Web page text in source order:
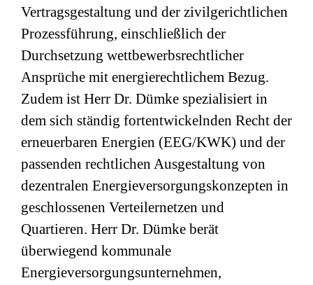
Vertragsgestaltung und der zivilgerichtlichen
Prozessführung, einschließlich der
Durchsetzung wettbewerbsrechtlicher
Ansprüche mit energierechtlichem Bezug.
Zudem ist Herr Dr. Dümke spezialisiert in
dem sich ständig fortentwickelnden Recht der
erneuerbaren Energien (EEG/KWK) und der
passenden rechtlichen Ausgestaltung von
dezentralen Energieversorgungskonzepten in
geschlossenen Verteilernetzen und
Quartieren. Herr Dr. Dümke berät
überwiegend kommunale
Energieversorgungsunternehmen,